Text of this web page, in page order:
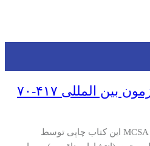
کتاب تحلیل سوالات آزمون بین المللی ۴۱۷-۷۰
کتاب ویندوز سرور MCSA Server 2012 این کتاب چاپی توسط